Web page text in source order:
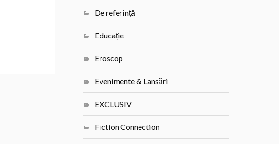
De referință
Educație
Eroscop
Evenimente & Lansări
EXCLUSIV
Fiction Connection